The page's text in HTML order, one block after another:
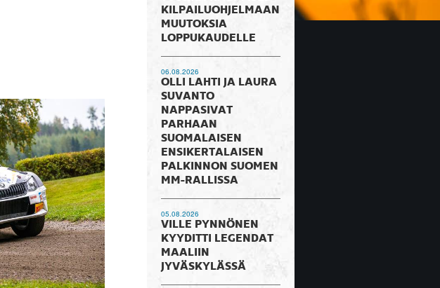
KILPAILUOHJELMAAN
MUUTOKSIA
LOPPUKAUDELLE
06.08.2026
OLLI LAHTI JA LAURA
SUVANTO
NAPPASIVAT
PARHAAN
SUOMALAISEN
ENSIKERTALAISEN
PALKINNON SUOMEN
MM-RALLISSA
05.08.2026
VILLE PYNNÖNEN
KYYDITTI LEGENDAT
MAALIIN
JYVÄSKYLÄSSÄ